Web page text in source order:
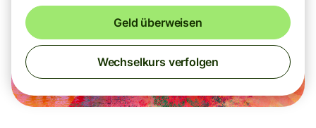
Geld überweisen
Wechselkurs verfolgen